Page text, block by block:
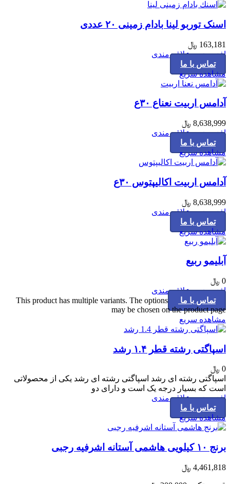
اسنک توربو لینا بادام زمینی ۲۰ عددی
163,181 ﷼
افزودن به علاقه مندی
تماس با ما
مشاهده سریع
آدامس اربیت نعناع ۳۰ع
8,638,999 ﷼
افزودن به علاقه مندی
تماس با ما
مشاهده سریع
آدامس اربیت اکالیپتوس ۳۰ع
8,638,999 ﷼
افزودن به علاقه مندی
تماس با ما
مشاهده سریع
آبلیمو ربیع
0 ﷼
افزودن به علاقه مندی
تماس با ما
This product has multiple variants. The options
may be chosen on the product page
مشاهده سریع
اسپاگتی رشته قطر ۱.۴ رشد
0 ﷼
اسپاگتی رشته ای رشد اسپاگتی رشته ای رشد یکی از محصولاتی
است که بسیار درجه یک است و دارای دو
افزودن به علاقه مندی
تماس با ما
مشاهده سریع
برنج ۱۰ کیلویی هاشمی آستانه اشرفیه رجبی
4,461,818 ﷼